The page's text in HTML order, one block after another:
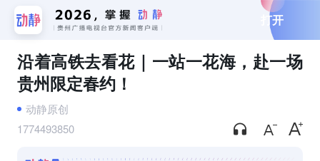
打开
沿着高铁去看花｜一站一花海，赴一场
贵州限定春约！
动静原创
1774493850